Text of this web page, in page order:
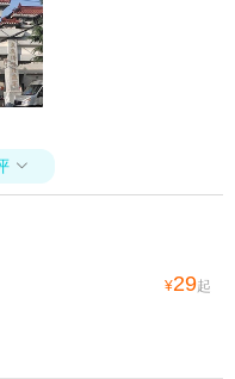

¥29起